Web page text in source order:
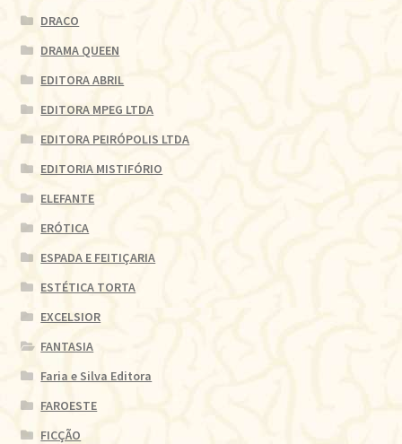
DRACO
DRAMA QUEEN
EDITORA ABRIL
EDITORA MPEG LTDA
EDITORA PEIRÓPOLIS LTDA
EDITORIA MISTIFÓRIO
ELEFANTE
ERÓTICA
ESPADA E FEITIÇARIA
ESTÉTICA TORTA
EXCELSIOR
FANTASIA
Faria e Silva Editora
FAROESTE
FICÇÃO